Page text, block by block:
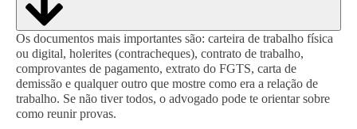
Os documentos mais importantes são: carteira de trabalho física
ou digital, holerites (contracheques), contrato de trabalho,
comprovantes de pagamento, extrato do FGTS, carta de
demissão e qualquer outro que mostre como era a relação de
trabalho. Se não tiver todos, o advogado pode te orientar sobre
como reunir provas.